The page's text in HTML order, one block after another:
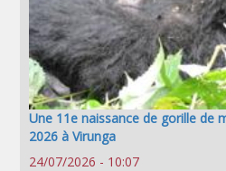
Une 11e naissance de gorille de
2026 à Virunga
24/07/2026 - 10:07